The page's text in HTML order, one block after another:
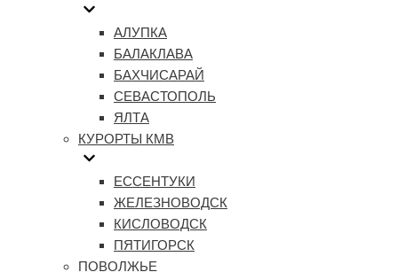
АЛУПКА
БАЛАКЛАВА
БАХЧИСАРАЙ
СЕВАСТОПОЛЬ
ЯЛТА
КУРОРТЫ КМВ
ЕССЕНТУКИ
ЖЕЛЕЗНОВОДСК
КИСЛОВОДСК
ПЯТИГОРСК
ПОВОЛЖЬЕ